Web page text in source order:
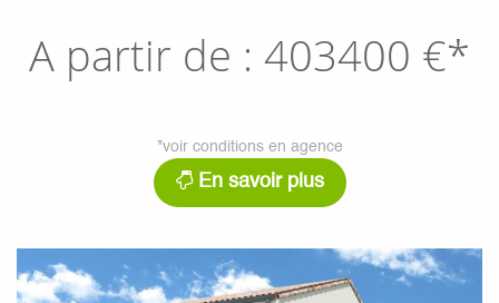
A partir de : 403400 €*
*voir conditions en agence
En savoir plus